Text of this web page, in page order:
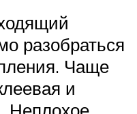
разобраться
Чаще
и